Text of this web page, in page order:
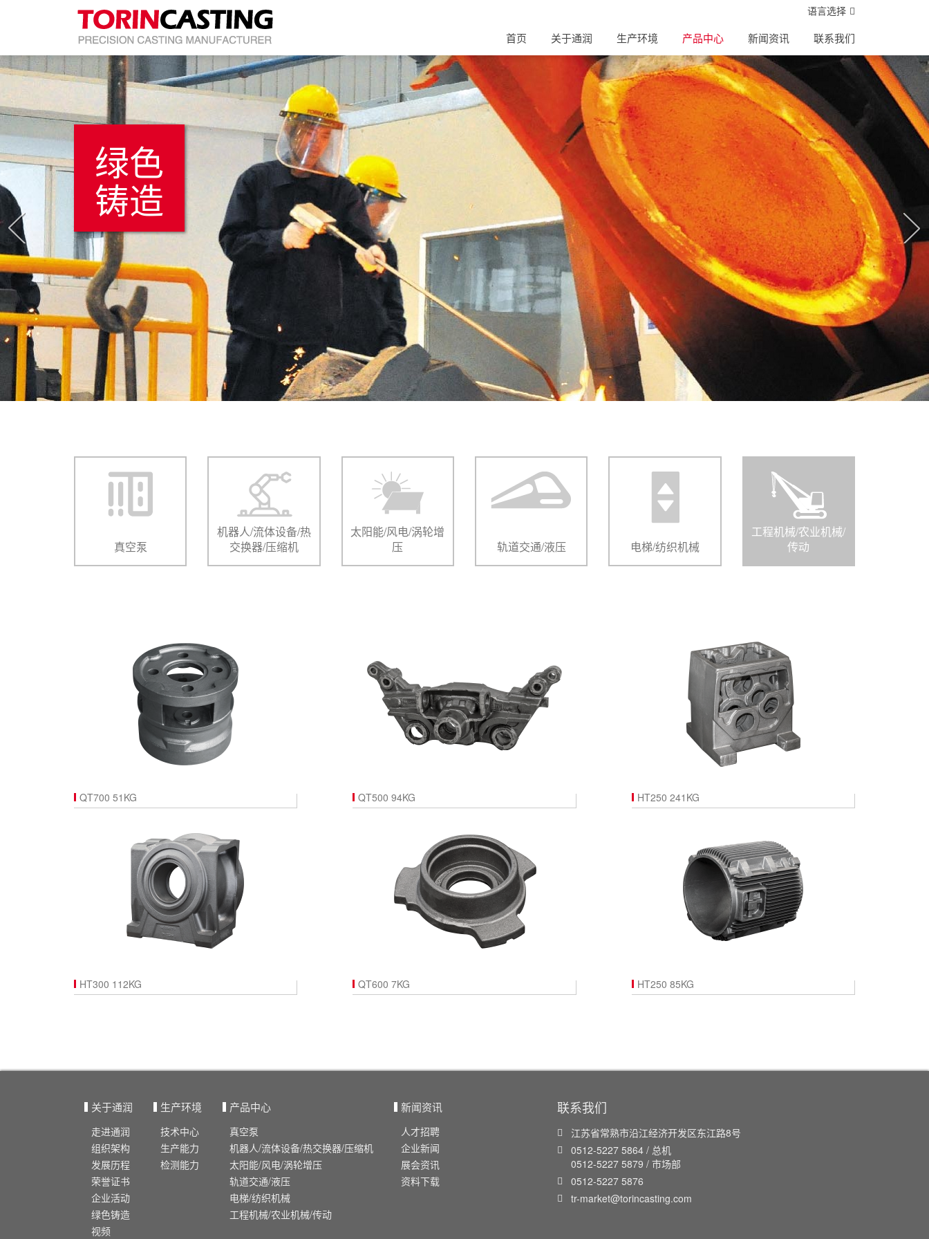
首页 关于通润 生产环境 产品中心 新闻资讯 联系我们
语言选择
绿色
铸造
真空泵
机器人/流体设备/热
交换器/压缩机
太阳能/风电/涡轮增
压
轨道交通/液压 电梯/纺织机械
工程机械/农业机械/
传动
QT700 51KG QT500 94KG HT250 241KG
HT300 112KG QT600 7KG HT250 85KG
关于通润
走进通润
组织架构
发展历程
荣誉证书
企业活动
绿色铸造
视频
生产环境
技术中心
生产能力
检测能力
产品中心
真空泵
机器人/流体设备/热交换器/压缩机
太阳能/风电/涡轮增压
轨道交通/液压
电梯/纺织机械
工程机械/农业机械/传动
新闻资讯
人才招聘
企业新闻
展会资讯
资料下载
联系我们
江苏省常熟市沿江经济开发区东江路8号
0512-5227 5864 / 总机
0512-5227 5879 / 市场部
0512-5227 5876
tr-market@torincasting.com